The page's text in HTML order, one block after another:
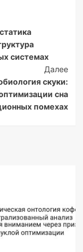
системах
Далее
скуки:
сна
помехах